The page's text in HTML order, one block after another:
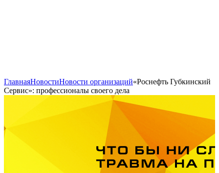
ГлавнаяНовостиНовости организаций«Роснефть Губкинский
Сервис»: профессионалы своего дела